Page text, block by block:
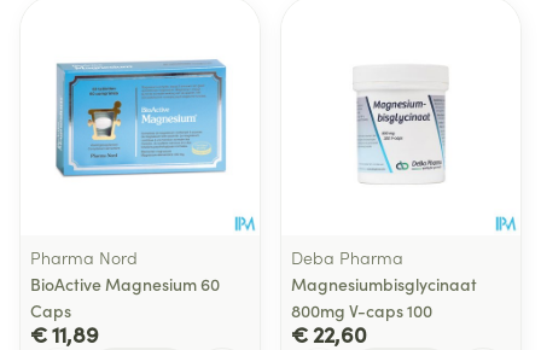
Pharma Nord
BioActive Magnesium 60
Caps
€ 11,89
Deba Pharma
Magnesiumbisglycinaat
800mg V-caps 100
€ 22,60